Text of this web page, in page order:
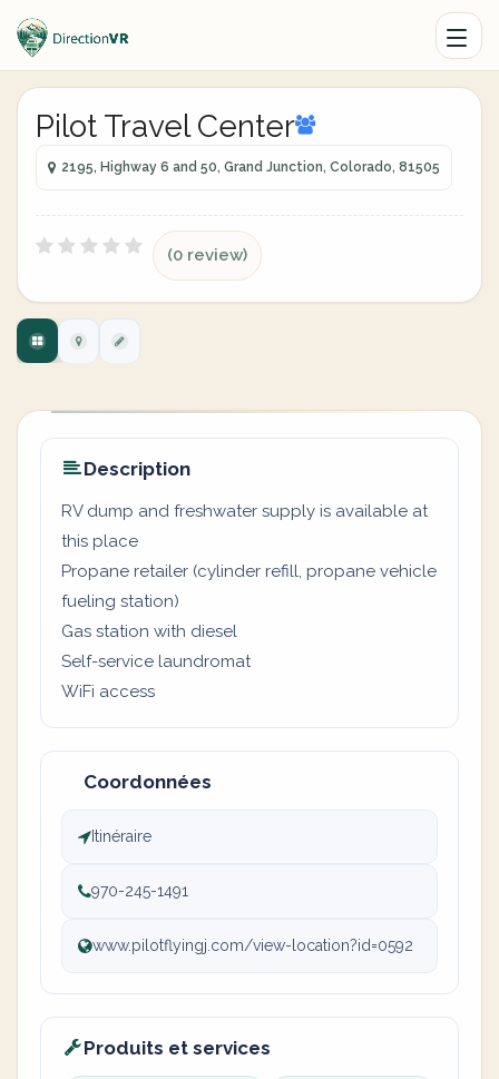
Pilot Travel Center
2195, Highway 6 and 50, Grand Junction, Colorado, 81505
(0 review)
Description
RV dump and freshwater supply is available at
this place
Propane retailer (cylinder refill, propane vehicle
fueling station)
Gas station with diesel
Self-service laundromat
WiFi access
Coordonnées
Itinéraire
970-245-1491
www.pilotflyingj.com/view-location?id=0592
Produits et services